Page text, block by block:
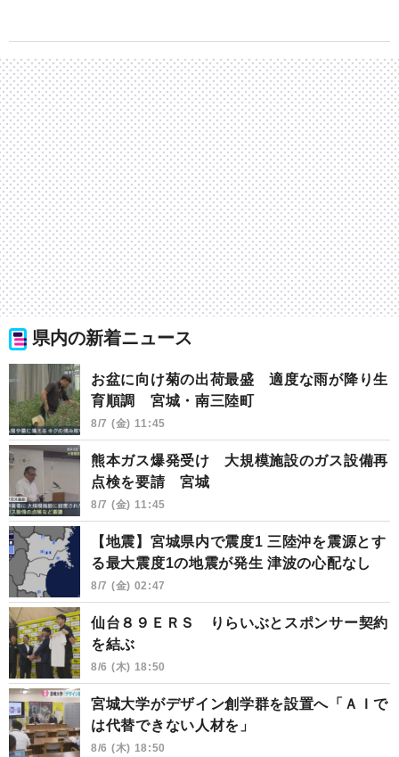
県内の新着ニュース
お盆に向け菊の出荷最盛 適度な雨が降り生
育順調 宮城・南三陸町
8/7 (金) 11:45
熊本ガス爆発受け 大規模施設のガス設備再
点検を要請 宮城
8/7 (金) 11:45
【地震】宮城県内で震度1 三陸沖を震源とす
る最大震度1の地震が発生 津波の心配なし
8/7 (金) 02:47
仙台８９ＥＲＳ りらいぶとスポンサー契約
を結ぶ
8/6 (木) 18:50
宮城大学がデザイン創学群を設置へ「ＡＩで
は代替できない人材を」
8/6 (木) 18:50